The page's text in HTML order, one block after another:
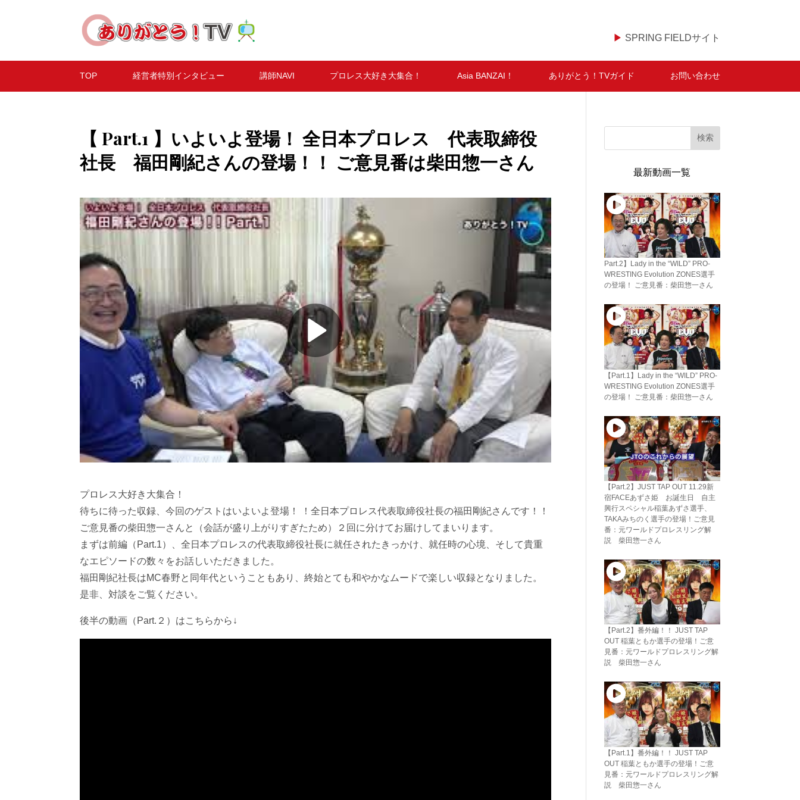
▶ SPRING FIELDサイト
TOP 経営者特別インタビュー 講師NAVI プロレス大好き大集合！ Asia BANZAI！ ありがとう！TVガイド お問い合わせ
【 Part.1 】いよいよ登場！ 全日本プロレス 代表取締役
社長 福田剛紀さんの登場！！ ご意見番は柴田惣一さん
プロレス大好き大集合！
待ちに待った収録、今回のゲストはいよいよ登場！ ！全日本プロレス代表取締役社長の福田剛紀さんです！！
ご意見番の柴田惣一さんと（会話が盛り上がりすぎたため）２回に分けてお届けしてまいります。
まずは前編（Part.1）、全日本プロレスの代表取締役社長に就任されたきっかけ、就任時の心境、そして貴重
なエピソードの数々をお話しいただきました。
福田剛紀社長はMC春野と同年代ということもあり、終始とても和やかなムードで楽しい収録となりました。
是非、対談をご覧ください。
後半の動画（Part.２）はこちらから↓
検索
最新動画一覧
Part.2】Lady in the “WILD” PRO-
WRESTING Evolution ZONES選手
の登場！ ご意見番：柴田惣一さん
【Part.1】Lady in the “WILD” PRO-
WRESTING Evolution ZONES選手
の登場！ ご意見番：柴田惣一さん
【Part.2】JUST TAP OUT 11.29新
宿FACEあずさ姫 お誕生日 自主
興行スペシャル稲葉あずさ選手、
TAKAみちのく選手の登場！ご意見
番：元ワールドプロレスリング解
説 柴田惣一さん
【Part.2】番外編！！ JUST TAP
OUT 稲葉ともか選手の登場！ご意
見番：元ワールドプロレスリング解
説 柴田惣一さん
【Part.1】番外編！！ JUST TAP
OUT 稲葉ともか選手の登場！ご意
見番：元ワールドプロレスリング解
説 柴田惣一さん